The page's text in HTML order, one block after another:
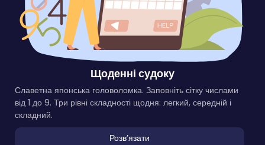
Щоденні судоку
Славетна японська головоломка. Заповніть сітку числами
від 1 до 9. Три рівні складності щодня: легкий, середній і
складний.
Розвʼязати